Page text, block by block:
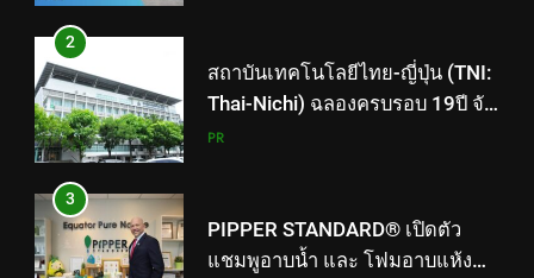
3-25 เดือน
2
สถาบันเทคโนโลยีไทย-ญี่ปุ่น (TNI:
Thai-Nichi) ฉลองครบรอบ 19ปี จัด
งาน “TNI Day 2026” ประกาศ
ปรับปรุงอย่างต่อเนื่อง
PR
3
PIPPER STANDARD® เปิดตัว
แชมพูอาบน้ำ และ โฟมอาบแห้ง